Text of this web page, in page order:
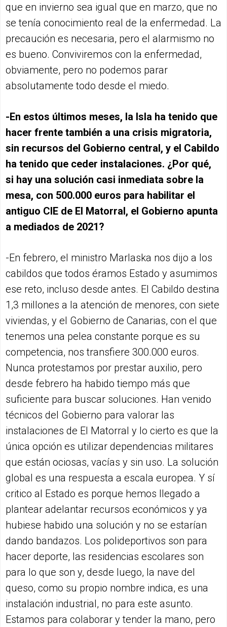
que en invierno sea igual que en marzo, que no
se tenía conocimiento real de la enfermedad. La
precaución es necesaria, pero el alarmismo no
es bueno. Conviviremos con la enfermedad,
obviamente, pero no podemos parar
absolutamente todo desde el miedo.
-En estos últimos meses, la Isla ha tenido que
hacer frente también a una crisis migratoria,
sin recursos del Gobierno central, y el Cabildo
ha tenido que ceder instalaciones. ¿Por qué,
si hay una solución casi inmediata sobre la
mesa, con 500.000 euros para habilitar el
antiguo CIE de El Matorral, el Gobierno apunta
a mediados de 2021?
-En febrero, el ministro Marlaska nos dijo a los
cabildos que todos éramos Estado y asumimos
ese reto, incluso desde antes. El Cabildo destina
1,3 millones a la atención de menores, con siete
viviendas, y el Gobierno de Canarias, con el que
tenemos una pelea constante porque es su
competencia, nos transfiere 300.000 euros.
Nunca protestamos por prestar auxilio, pero
desde febrero ha habido tiempo más que
suficiente para buscar soluciones. Han venido
técnicos del Gobierno para valorar las
instalaciones de El Matorral y lo cierto es que la
única opción es utilizar dependencias militares
que están ociosas, vacías y sin uso. La solución
global es una respuesta a escala europea. Y sí
critico al Estado es porque hemos llegado a
plantear adelantar recursos económicos y ya
hubiese habido una solución y no se estarían
dando bandazos. Los polideportivos son para
hacer deporte, las residencias escolares son
para lo que son y, desde luego, la nave del
queso, como su propio nombre indica, es una
instalación industrial, no para este asunto.
Estamos para colaborar y tender la mano, pero